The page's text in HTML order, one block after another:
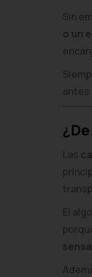
Sin
o un
antes
Las
El